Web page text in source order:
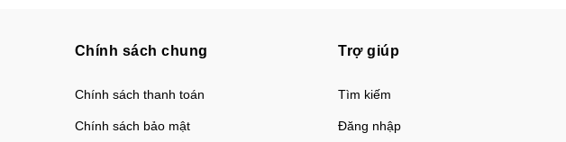
Chính sách chung
Chính sách thanh toán
Chính sách bảo mật
Trợ giúp
Tìm kiếm
Đăng nhập